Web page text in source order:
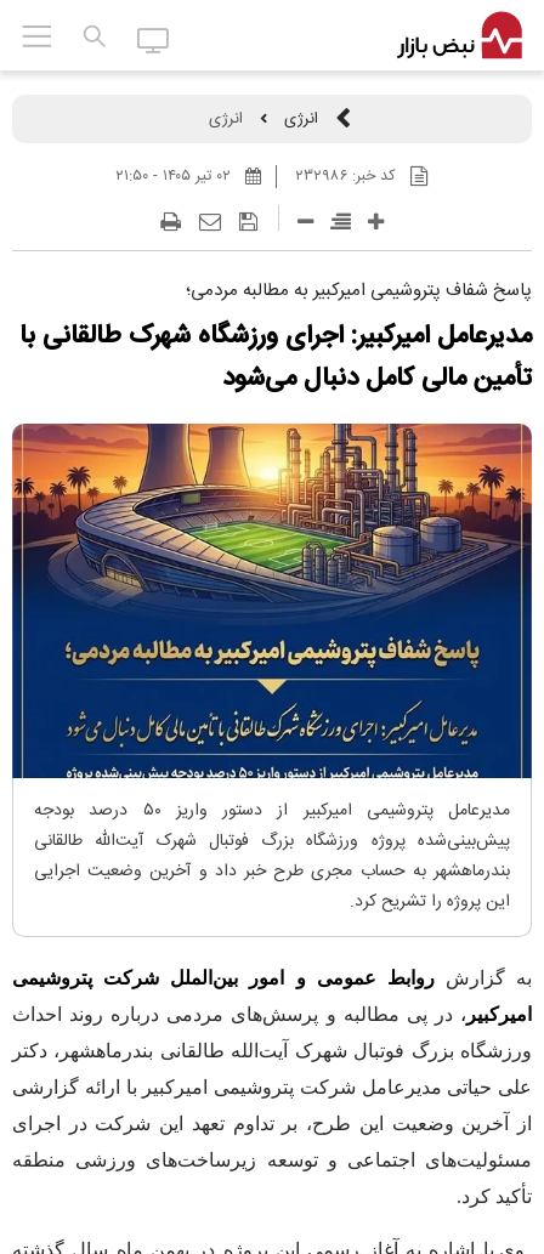
انرژی انرژی
کد خبر:۲۳۲۹۸۶
پاسخ شفاف پتروشیمی امیرکبیر به مطالبه مردمی؛
مدیرعامل امیرکبیر: اجرای ورزشگاه شهرک طالقانی با
تأمین مالی کامل دنبال می‌شود
مدیرعامل پتروشیمی امیرکبیر از دستور واریز ۵۰ درصد بودجه
پیش‌بینی‌شده پروژه ورزشگاه بزرگ فوتبال شهرک آیت‌الله طالقانی
بندرماهشهر به حساب مجری طرح خبر داد و آخرین وضعیت اجرایی
این پروژه را تشریح کرد.
به گزارشروابط عمومی و امور بین‌الملل شرکت پتروشیمی
امیرکبیر ، در پی مطالبه و پرسش‌های مردمی درباره روند احداث
ورزشگاه بزرگ فوتبال شهرک آیت‌الله طالقانی بندرماهشهر، دکتر
علی حیاتی مدیرعامل شرکت پتروشیمی امیرکبیر با ارائه گزارشی
از آخرین وضعیت این طرح، بر تداوم تعهد این شرکت در اجرای
مسئولیت‌های اجتماعی و توسعه زیرساخت‌های ورزشی منطقه
تأکید کرد.
وی با اشاره به آغاز رسمی این پروژه در بهمن ماه سال گذشته